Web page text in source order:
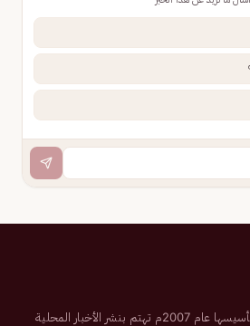
صحيفة إلكترونية سعودية تم تأسيسها عام 2007م تهتم بنشر الأخبار المحلية